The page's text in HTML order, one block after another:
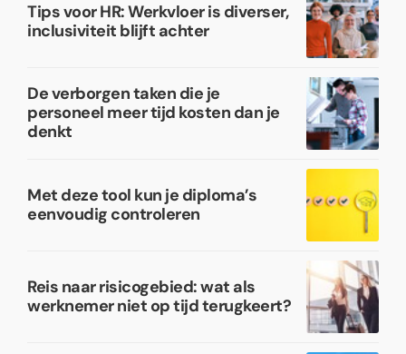
Tips voor HR: Werkvloer is diverser,
inclusiviteit blijft achter
De verborgen taken die je
personeel meer tijd kosten dan je
denkt
Met deze tool kun je diploma’s
eenvoudig controleren
Reis naar risicogebied: wat als
werknemer niet op tijd terugkeert?